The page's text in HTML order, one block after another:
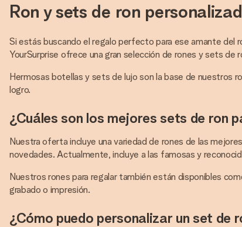
Ron y sets de ron
Si estás buscando el regalo perfecto para ese amante del
YourSurprise ofrece una gran selección de rones y sets de
Hermosas botellas y sets de lujo son la base de nuestros
logro.
¿Cuáles son los mejores sets de ron
Nuestra oferta incluye una variedad de rones de las
novedades. Actualmente, incluye a las famosas y
Nuestros rones para regalar también están disponibles
grabado o impresión.
¿Cómo puedo personalizar un set de